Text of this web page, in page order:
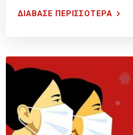
ΔΙΑΒΑΣΕ ΠΕΡΙΣΣΟΤΕΡΑ